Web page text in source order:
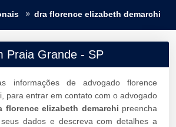
dra florence elizabeth demarchi
Praia Grande - SP
informações de advogado florence
para entrar em contato com o advogado
florence elizabeth demarchi preencha
dados e descreva com detalhes a